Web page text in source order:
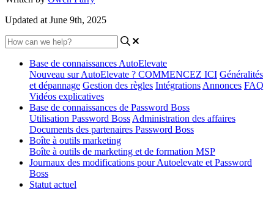
Updated at June 9th, 2025
Base de connaissances AutoElevate
Nouveau sur AutoElevate ? COMMENCEZ ICI Généralités
et dépannage Gestion des règles Intégrations Annonces FAQ
Vidéos explicatives
Base de connaissances de Password Boss
Utilisation Password Boss Administration des affaires
Documents des partenaires Password Boss
Boîte à outils marketing
Boîte à outils de marketing et de formation MSP
Journaux des modifications pour Autoelevate et Password
Boss
Statut actuel